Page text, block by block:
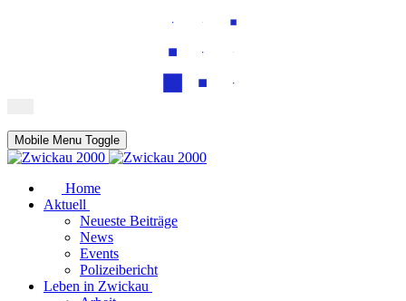
Mobile Menu Toggle
Home
Aktuell
Neueste Beiträge
News
Events
Polizeibericht
Leben in Zwickau